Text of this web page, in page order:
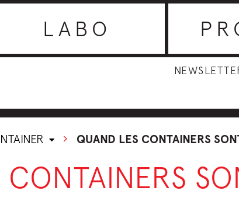
LABO
QUAND LES CONTAINERS